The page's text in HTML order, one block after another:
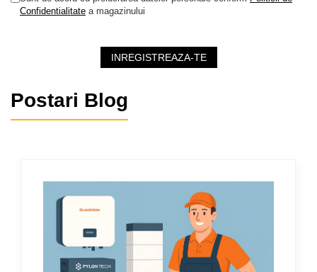
Confidentialitate a magazinului
INREGISTREAZA-TE
Postari Blog